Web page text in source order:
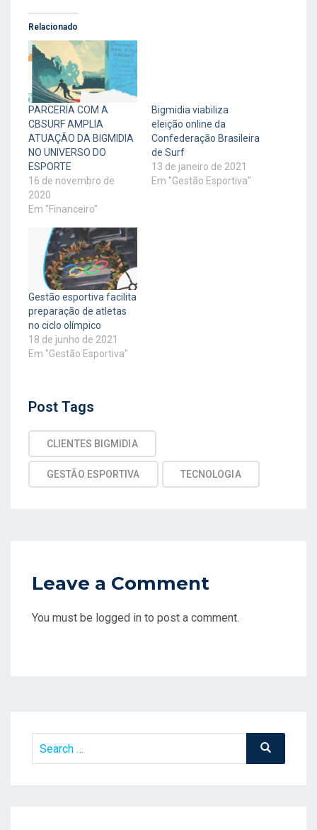
Relacionado
PARCERIA COM A
CBSURF AMPLIA
ATUAÇÃO DA BIGMIDIA
NO UNIVERSO DO
ESPORTE
16 de novembro de
2020
Em "Financeiro"
Bigmidia viabiliza
eleição online da
Confederação Brasileira
de Surf
13 de janeiro de 2021
Em "Gestão Esportiva"
Gestão esportiva facilita
preparação de atletas
no ciclo olímpico
18 de junho de 2021
Em "Gestão Esportiva"
Post Tags
CLIENTES BIGMIDIA
GESTÃO ESPORTIVA TECNOLOGIA
Leave a Comment
You must be logged in to post a comment.
Search
Search